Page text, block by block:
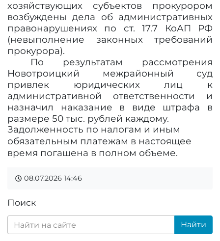
хозяйствующих субъектов прокурором
возбуждены дела об административных
правонарушениях по ст. 17.7 КоАП РФ
(невыполнение законных требований
прокурора).
По результатам рассмотрения
Новотроицкий межрайонный суд
привлек юридических лиц к
административной ответственности и
назначил наказание в виде штрафа в
размере 50 тыс. рублей каждому.
Задолженность по налогам и иным
обязательным платежам в настоящее
время погашена в полном объеме.
08.07.2026 14:46
Поиск
Найти